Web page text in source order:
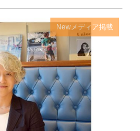
New メディア掲載